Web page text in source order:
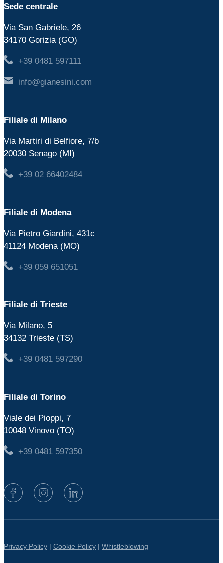
Sede centrale
Via San Gabriele, 26
34170 Gorizia (GO)
+39 0481 597111
info@gianesini.com
Filiale di Milano
Via Martiri di Belfiore, 7/b
20030 Senago (MI)
+39 02 66402484
Filiale di Modena
Via Pietro Giardini, 431c
41124 Modena (MO)
+39 059 651051
Filiale di Trieste
Via Milano, 5
34132 Trieste (TS)
+39 0481 597290
Filiale di Torino
Viale dei Pioppi, 7
10048 Vinovo (TO)
+39 0481 597350
Privacy Policy | Cookie Policy | Whistleblowing